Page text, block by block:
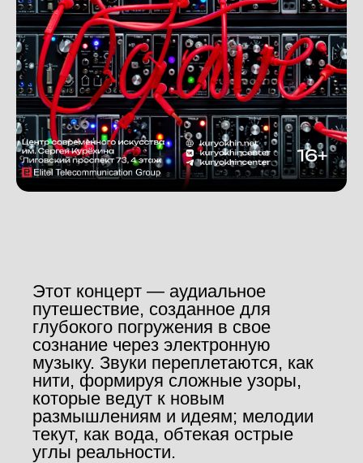
Этот концерт — аудиальное
путешествие, созданное для
глубокого погружения в свое
сознание через электронную
музыку. Звуки переплетаются, как
нити, формируя сложные узоры,
которые ведут к новым
размышлениям и идеям; мелодии
текут, как вода, обтекая острые
углы реальности.